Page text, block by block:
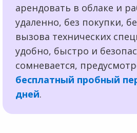
арендовать в облаке и
удаленно, без покупки,
вызова технических
удобно, быстро и
сомневается,
бесплатный пробный
дней.